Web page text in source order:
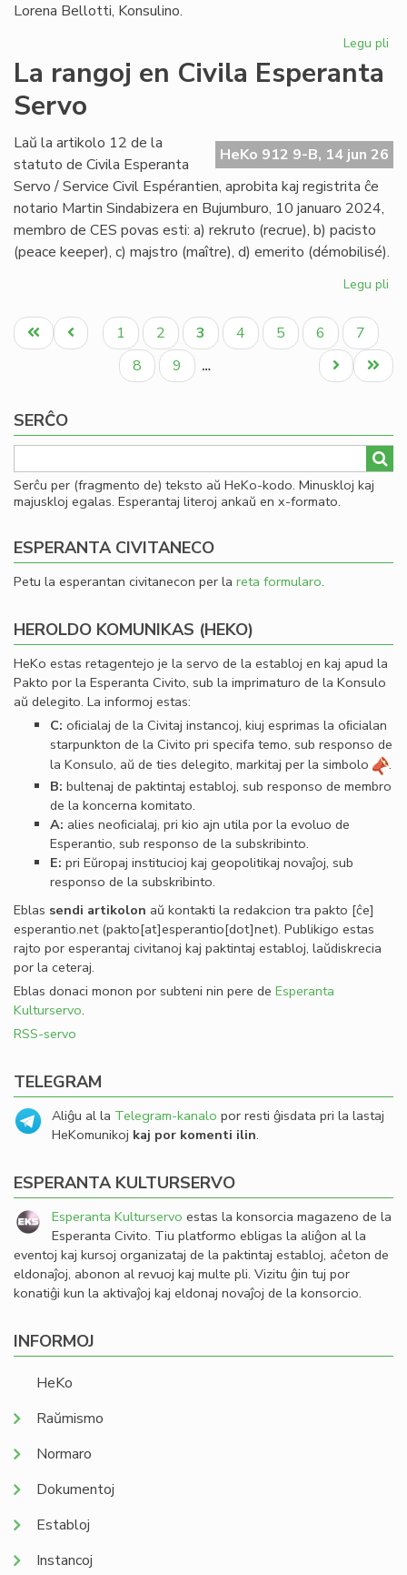
Lorena Bellotti, Konsulino.
Legu pli
La rangoj en Civila Esperanta
Servo
HeKo 912 9-B, 14 jun 26
Laŭ la artikolo 12 de la
statuto de Civila Esperanta
Servo / Service Civil Espérantien, aprobita kaj registrita ĉe
notario Martin Sindabizera en Bujumburo, 10 januaro 2024,
membro de CES povas esti: a) rekruto (recrue), b) pacisto
(peace keeper), c) majstro (maître), d) emerito (démobilisé).
Legu pli
Pagination
Unua
paĝo
Antaŭa
paĝo
Paĝo
1 Paĝo
2
Aktuala
paĝo
3 Paĝo
4 Paĝo
5 Paĝo
6 Paĝo
7
Paĝo
8 Paĝo
9 …
Last
page
Next
page
SERĈO
Serĉu per (fragmento de) teksto aŭ HeKo-kodo. Minuskloj kaj
majuskloj egalas. Esperantaj literoj ankaŭ en x-formato.
ESPERANTA CIVITANECO
Petu la esperantan civitanecon per la reta formularo.
HEROLDO KOMUNIKAS (HEKO)
HeKo estas retagentejo je la servo de la establoj en kaj apud la
Pakto por la Esperanta Civito, sub la imprimaturo de la Konsulo
aŭ delegito. La informoj estas:
C: oﬁcialaj de la Civitaj instancoj, kiuj esprimas la oﬁcialan
starpunkton de la Civito pri specifa temo, sub responso de
la Konsulo, aŭ de ties delegito, markitaj per la simbolo
.
B: bultenaj de paktintaj establoj, sub responso de membro
de la koncerna komitato.
A: alies neoﬁcialaj, pri kio ajn utila por la evoluo de
Esperantio, sub responso de la subskribinto.
E: pri Eŭropaj institucioj kaj geopolitikaj novaĵoj, sub
responso de la subskribinto.
Eblas sendi artikolon aŭ kontakti la redakcion tra pakto [ĉe]
esperantio.net(pakto[at]esperantio[dot]net). Publikigo estas
rajto por esperantaj civitanoj kaj paktintaj establoj, laŭdiskrecia
por la ceteraj.
Eblas donaci monon por subteni nin pere de Esperanta
Kulturservo.
RSS-servo
TELEGRAM
Aliĝu al la Telegram-kanalo por resti ĝisdata pri la lastaj
HeKomunikoj kaj por komenti ilin.
ESPERANTA KULTURSERVO
Esperanta Kulturservo estas la konsorcia magazeno de la
Esperanta Civito. Tiu platformo ebligas la aliĝon al la
eventoj kaj kursoj organizataj de la paktintaj establoj, aĉeton de
eldonaĵoj, abonon al revuoj kaj multe pli. Vizitu ĝin tuj por
konatiĝi kun la aktivaĵoj kaj eldonaj novaĵoj de la konsorcio.
INFORMOJ
HeKo
Raŭmismo
Normaro
Dokumentoj
Establoj
Instancoj